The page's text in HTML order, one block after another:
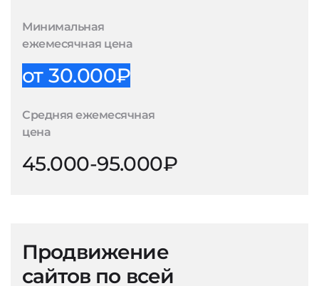
Минимальная
ежемесячная цена
от 30.000₽
Средняя ежемесячная
цена
45.000-95.000₽
Продвижение
сайтов по всей